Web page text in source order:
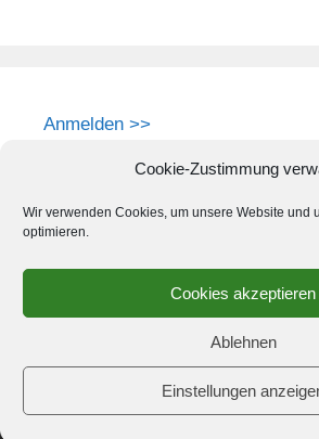
Cookie-Zustimmung
Wir verwenden Cookies, um unsere Website und
optimieren.
Cookies akzeptieren
Ablehnen
Einstellungen
Anmelden >>
© 2026 Schach-Club Kreuzberg e.V.